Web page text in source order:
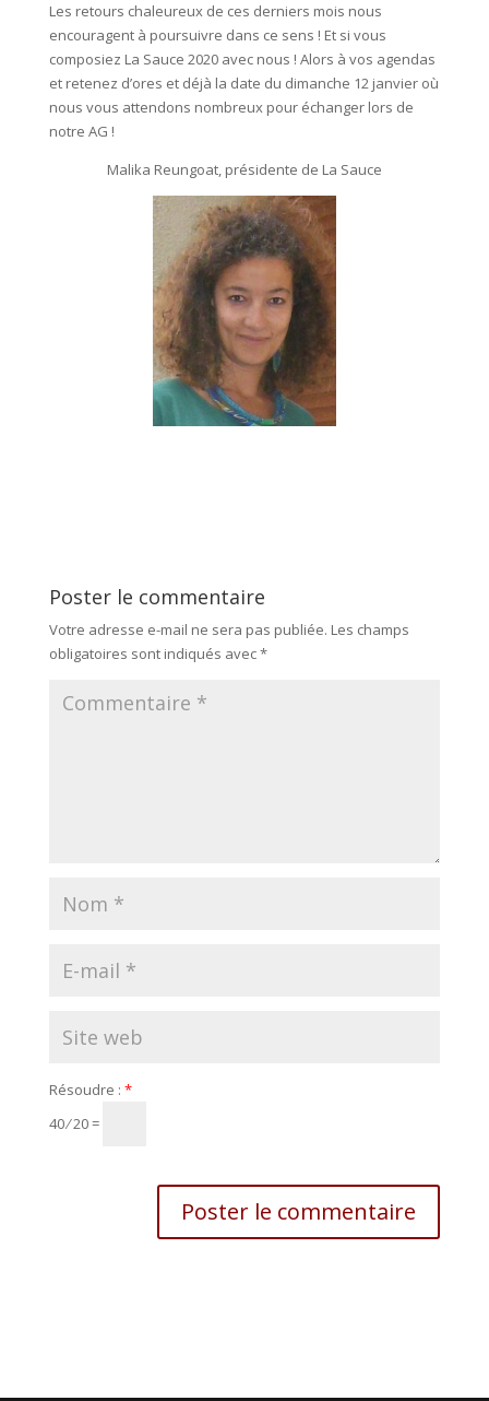
Les retours chaleureux de ces derniers mois nous
encouragent à poursuivre dans ce sens ! Et si vous
composiez La Sauce 2020 avec nous ! Alors à vos agendas
et retenez d’ores et déjà la date du dimanche 12 janvier où
nous vous attendons nombreux pour échanger lors de
notre AG !
Malika Reungoat, présidente de La Sauce
Poster le commentaire
Votre adresse e-mail ne sera pas publiée. Les champs
obligatoires sont indiqués avec*
Résoudre : *
40 ⁄ 20 =